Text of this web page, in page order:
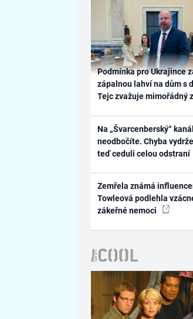
Podmínka pro Ukrajince
zápalnou lahví na dům s
Tejc zvažuje mimořádný
Na „Švarcenberský“
neodbočíte. Chyba
teď ceduli celou odstraní
Zemřela známá
Towleová podlehla
zákeřné nemoci